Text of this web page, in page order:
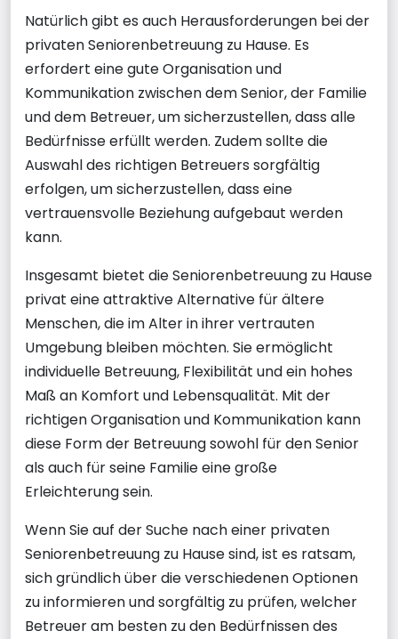
Natürlich gibt es auch Herausforderungen bei der
privaten Seniorenbetreuung zu Hause. Es
erfordert eine gute Organisation und
Kommunikation zwischen dem Senior, der Familie
und dem Betreuer, um sicherzustellen, dass alle
Bedürfnisse erfüllt werden. Zudem sollte die
Auswahl des richtigen Betreuers sorgfältig
erfolgen, um sicherzustellen, dass eine
vertrauensvolle Beziehung aufgebaut werden
kann.
Insgesamt bietet die Seniorenbetreuung zu Hause
privat eine attraktive Alternative für ältere
Menschen, die im Alter in ihrer vertrauten
Umgebung bleiben möchten. Sie ermöglicht
individuelle Betreuung, Flexibilität und ein hohes
Maß an Komfort und Lebensqualität. Mit der
richtigen Organisation und Kommunikation kann
diese Form der Betreuung sowohl für den Senior
als auch für seine Familie eine große
Erleichterung sein.
Wenn Sie auf der Suche nach einer privaten
Seniorenbetreuung zu Hause sind, ist es ratsam,
sich gründlich über die verschiedenen Optionen
zu informieren und sorgfältig zu prüfen, welcher
Betreuer am besten zu den Bedürfnissen des